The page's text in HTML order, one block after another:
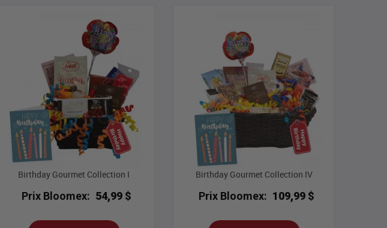
Birthday Gourmet Collection I
Prix Bloomex: 54,99 $
Birthday Gourmet Collection IV
Prix Bloomex: 109,99 $